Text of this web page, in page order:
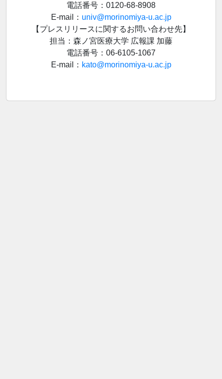
電話番号：0120-68-8908
E-mail： univ@morinomiya-u.ac.jp
【プレスリリースに関するお問い合わせ先】
担当：森ノ宮医療大学 広報課 加藤
電話番号：06-6105‐1067
E-mail： kato@morinomiya-u.ac.jp